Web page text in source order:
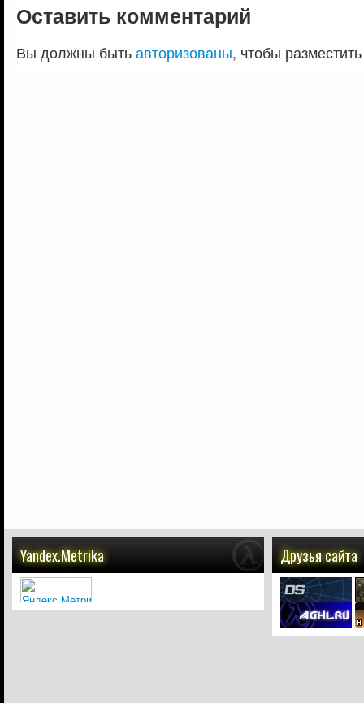
Оставить комментарий
Вы должны бытьавторизованы, чтобы
Yandex.Metrika Друзья сайта